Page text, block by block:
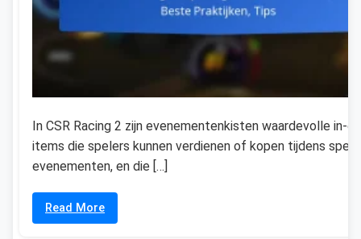
In CSR Racing 2 zijn evenementenkisten waardevolle in-
items die spelers kunnen verdienen of kopen tijdens
evenementen, en die […]
Read More